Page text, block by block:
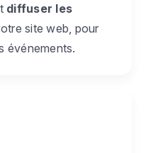
diffuser les
site web, pour
événements.